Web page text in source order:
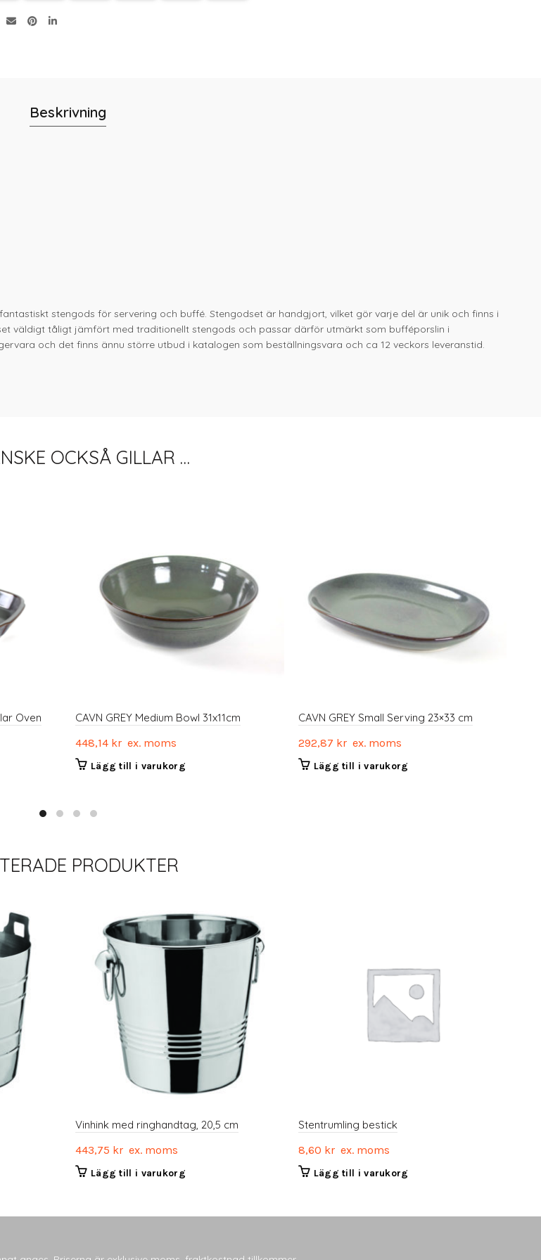
Beskrivning
stengods för servering och buffé. Stengodset är handgjort, vilket gör varje del är unik och finns i
väldigt tåligt jämfört med traditionellt stengods och passar därför utmärkt som bufféporslin i
och det finns ännu större utbud i katalogen som beställningsvara och ca 12 veckors leveranstid.
OCKSÅ GILLAR …
Oven
CAVN GREY Medium Bowl 31x11cm
448,14 krex. moms
Lägg till i varukorg
CAVN GREY Small Serving 23×33 cm
292,87 krex. moms
Lägg till i varukorg
PRODUKTER
Vinhink med ringhandtag, 20,5 cm
443,75 krex. moms
Lägg till i varukorg
Stentrumling bestick
8,60 krex. moms
Lägg till i varukorg